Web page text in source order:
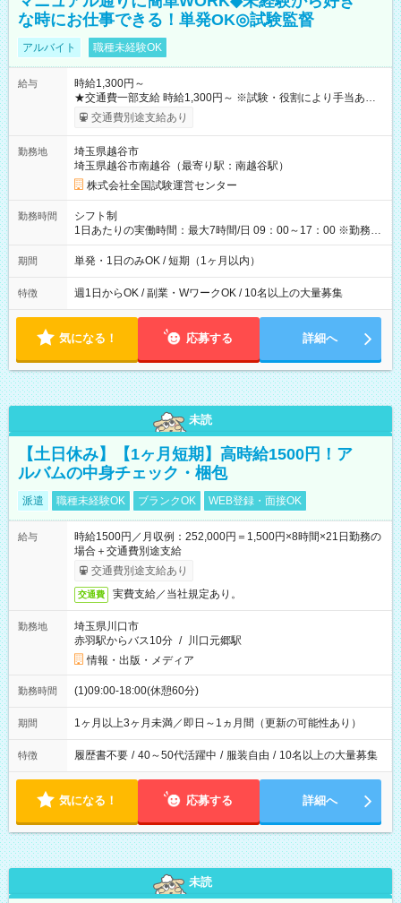
な時にお仕事できる！単発OK◎試験監督
アルバイト 職種未経験OK
給与
時給1,300円～
★交通費一部支給 時給1,300円～ ※試験・役割により手当あり
※勤務回数により昇給あり 【即給（前払い）オプションあ
り！】 希望される場合、勤務から1週間ほどで給与の一部を受け
例】 ・河合塾模擬試験 8:30～17:30（休憩1時間） 時給1,300円
×8時間＝日収10,400円＋交通費 ※当日の役割により時給＋100
円の場合あり ・国家試験 7:00～13:30（休憩なし） 時給1,300
円（役割手当＋100円）×6時間＝日収8,400円＋交通費 【試用期
間】試用期間なし
交通費別途支給あり
勤務地
埼玉県越谷市
埼玉県越谷市南越谷（最寄り駅：南越谷駅）
株式会社全国試験運営センター
勤務時間
シフト制
1日あたりの実働時間：最大7時間/日 09：00～17：00 ※勤務時
間は 試験により異なります。
期間 単発・1日のみOK / 短期（1ヶ月以内）
特徴 週1日からOK / 副業・WワークOK / 10名以上の大量募集
気になる！ 応募する 詳細へ
未読
【土日休み】【1ヶ月短期】高時給1500円！ア
ルバムの中身チェック・梱包
派遣 職種未経験OK ブランクOK WEB登録・面接OK
給与
時給1500円／月収例：252,000円＝1,500円×8時間×21日勤務の
場合＋交通費別途支給
交通費別途支給あり
交通費 実費支給／当社規定あり。
勤務地
埼玉県川口市
赤羽駅からバス10分 / 川口元郷駅
情報・出版・メディア
勤務時間 (1)09:00-18:00(休憩60分)
期間 1ヶ月以上3ヶ月未満／即日～1ヵ月間（更新の可能性あり）
特徴 履歴書不要 / 40～50代活躍中 / 服装自由 / 10名以上の大量募集
気になる！ 応募する 詳細へ
未読